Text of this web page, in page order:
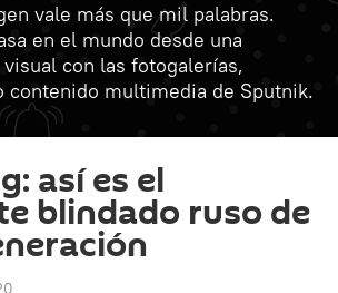
vale más que mil palabras.
en el mundo desde una
con las fotogalerías,
contenido multimedia de Sputnik.
así es el
blindado ruso de